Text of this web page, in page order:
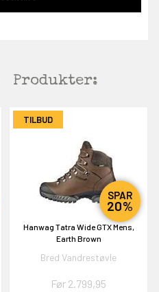
Produkter:
TILBUD
SPAR
20%
Hanwag Tatra Wide GTX Mens,
Earth Brown
Bred Vandrestøvle
Før 2.799,95